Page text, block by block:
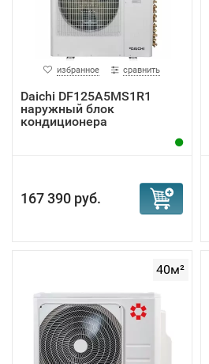
избранное сравнить
Daichi DF125A5MS1R1
наружный блок
кондиционера
167 390 руб.
40м²